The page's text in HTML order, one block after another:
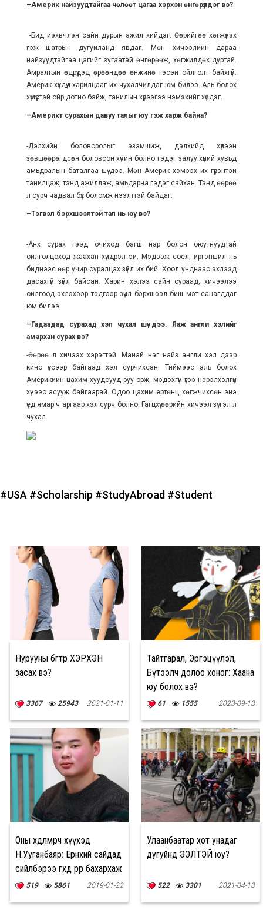
–Америк найзуудтайгаа чөлөөт цагаа хэрхэн өнгө­рүүлдэг вэ?
-Бид иэхвчлэн сайн дурын ажил хийдэг. Өөрийгөө хөгжүүлэх
гэж шатрын дугуйланд явдаг. Мөн хичээлийн дараа
найзуудтайгаа цагийг зу­гаатай өнгөрөөж, хөг­жилдөх дуртай.
Амралтын өдрүүдэд өрөөндөө өн­жинө гэсэн ойлголт байхгүй.
Америк хүүхдүүд хари­л­цааг их чухалчилдаг юм билээ. Аль болох
хү­мүүстэй ойр дотно байж, танилын хүрээгээ нэмэхийг хүсдэг.
–Америкт сурахын давуу талыг юу гэж харж байна?
-Дэлхийн боловс­ролыг эзэм­шиж, дэлхийд хү­лээн
зөвшөөрөгдсөн бо­лов­сон хүчин болно гэ­дэг залуу хүний хувьд
амьдралын баталгаа шүү дээ. Мөн Америк хэмээх их гүрэнтэй
танилцаж, тэнд ажиллаж, амьдарна гэдэг сайхан. Тэнд өөрөө
л сурч чадвал бүх боломж нээлттэй байдаг.
–Тэгвэл бэрхшээлтэй тал нь юу вэ?
-Анх сурах гээд очиход багш нар болон оюутнуудтай
ойлголцоход жаа­хан хүндрэлтэй. Мэ­дээж соёл, иргэншил нь
биднээс өөр учир суралцах зүйл их бий. Хоол унд­наас эхлээд
дасахгүй зүйл байсан. Харин хэлээ сайн сураад, хичээлээ
ойлгоод эхлэхээр тэдгээр зүйл бэрхшээл биш мэт санагддаг
юм билээ.
–Гадаадад сурахад хэл чухал шүү дээ. Яаж англи хэлийг
амархан сурах вэ?
-Өөрөө л хичээх хэрэгтэй. Манай нэг найз англи хэл дээр
кино үзсээр байгаад хэл сур­чих­сан. Тиймээс аль бо­лох
Америкийн цахим хууд­сууд руу орж, мэдэхгүй үгээ нэрэлхэлгүй
хүнээс асууж байгаарай. Одоо цахим ертөнц хөгжчихсөн энэ
үед ямар ч аргаар хэл сурч болно. Гагцхүү өөрийн хичээл зүтгэл л
чухал.
#USA #Scholarship #StudyAbroad #Student
Нурууны бөгтрөө ХЭРХЭН
засах вэ?
3367 25943 2021-01-11
Тайтгарал, Эргэцүүлэл,
Бүтээлч долоо хоног: Хаана
юу болох вэ?
61 1555 2023-09-13
Оны хөдөлмөрч хүүхэд
Н.Ууганбаяр: Ерөнхий сайдад
сийлбэрээ өгөхдөө өөрөөрөө бахархаж
байсан
519 5861 2019-01-22
Улаанбаатар хот унадаг
дугуйнд ЭЭЛТЭЙ юу?
522 3301 2021-04-13